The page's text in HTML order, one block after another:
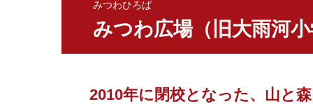
みつわひろば
みつわ広場（旧大雨河
2010年に閉校となった、山と